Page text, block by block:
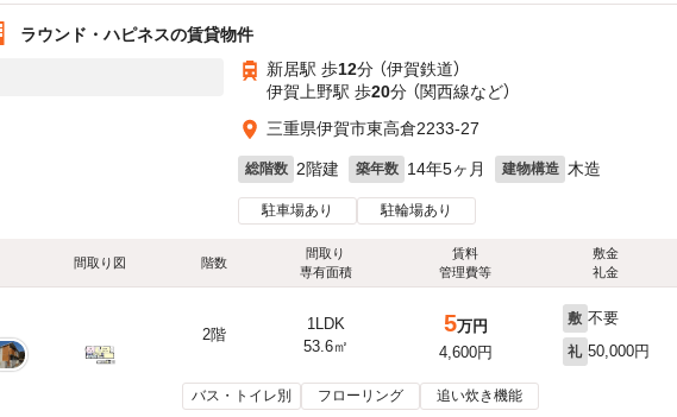
ラウンド・ハピネスの賃貸物件
新居駅 歩12分 （伊賀鉄道）
伊賀上野駅 歩20分 （関西線など）
三重県伊賀市東高倉2233-27
総階数 2階建 築年数 14年5ヶ月 建物構造 木造
駐車場あり 駐輪場あり
間取り図 階数
間取り
専有面積
賃料
管理費等
敷金
礼金
2階
1LDK
53.6㎡
5万円
4,600円
敷 不要
礼 50,000円
バス・トイレ別 フローリング 追い炊き機能